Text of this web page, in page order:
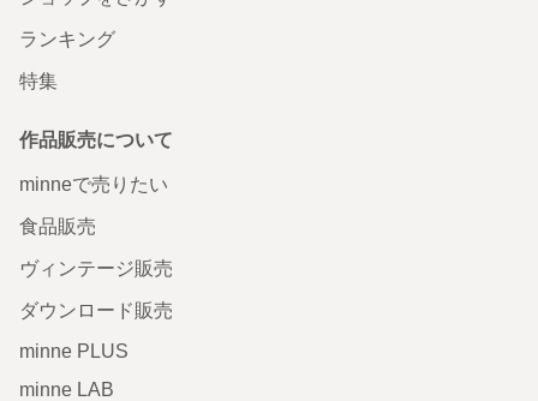
ランキング
特集
作品販売について
minneで売りたい
食品販売
ヴィンテージ販売
ダウンロード販売
minne PLUS
minne LAB